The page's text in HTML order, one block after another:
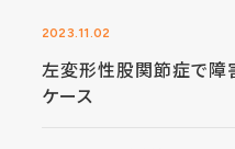
2023.11.02
左変形性股関節症で障
ケース